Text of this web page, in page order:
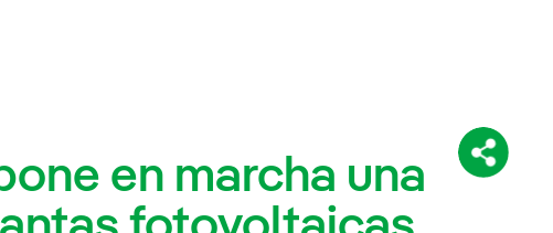
en marcha una